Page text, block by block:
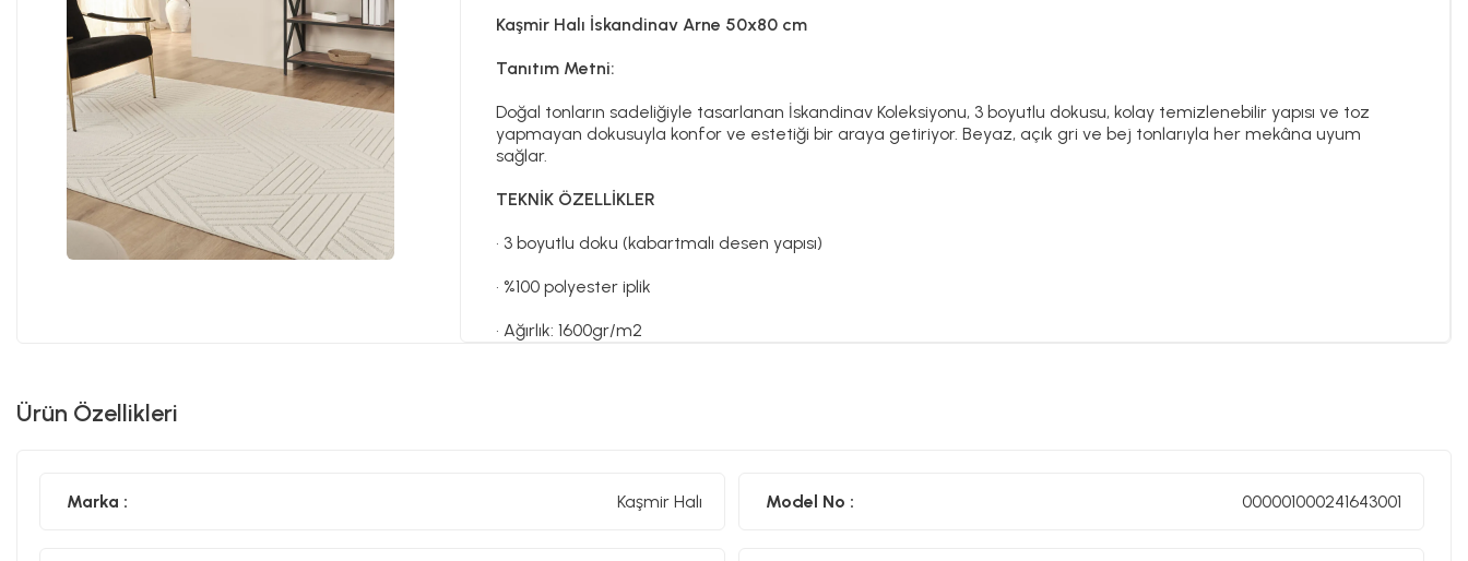
Kaşmir Halı İskandinav Arne 50x80 cm
Tanıtım Metni:
Doğal tonların sadeliğiyle tasarlanan İskandinav Koleksiyonu, 3 boyutlu dokusu, kolay temizlenebilir yapısı ve toz
yapmayan dokusuyla konfor ve estetiği bir araya getiriyor. Beyaz, açık gri ve bej tonlarıyla her mekâna uyum
sağlar.
TEKNİK ÖZELLİKLER
• 3 boyutlu doku (kabartmalı desen yapısı)
• %100 polyester iplik
• Ağırlık: 1600gr/m2
• Robot süpürge kullanımına uygun
Ürün Özellikleri
Marka : Kaşmir Halı Model No : 000001000241643001